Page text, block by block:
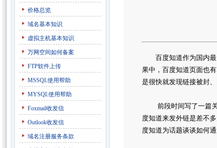
价格总览
域名基本知识
虚拟主机基本知识
万网空间如何备案
FTP软件上传
MSSQL使用帮助
MYSQL使用帮助
Foxmail收发信
Outlook收发信
域名注册服务条款
百度知道作为国内最
果中，百度知道页面也
是很快就发现链接被封
前段时间写了一篇关
度知道来发外链是差不
度知道为话题谈谈如何